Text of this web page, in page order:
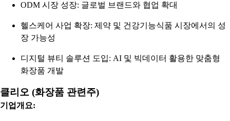
ODM 시장 성장: 글로벌 브랜드와 협업 확대
헬스케어 사업 확장: 제약 및 건강기능식품 시장에서의 성
장 가능성
디지털 뷰티 솔루션 도입: AI 및 빅데이터 활용한 맞춤형
화장품 개발
클리오 (화장품 관련주)
기업개요: